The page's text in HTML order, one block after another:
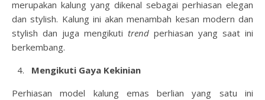
merupakan kalung yang dikenal sebagai perhiasan elegan
dan stylish. Kalung ini akan menambah kesan modern dan
stylish dan juga mengikuti trend perhiasan yang saat ini
berkembang.
Mengikuti Gaya Kekinian
Perhiasan model kalung emas berlian yang satu ini